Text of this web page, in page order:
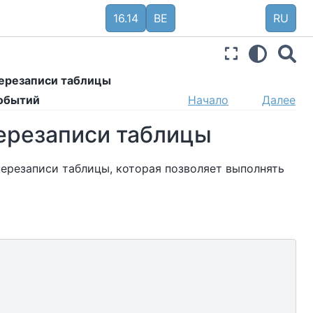
16.14 BE RU
таблицы
Начало Далее
таблицы
таблицы, которая позволяет выполнять